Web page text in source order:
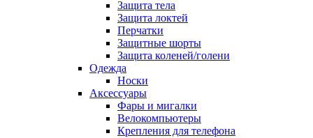
Защита тела
Защита локтей
Перчатки
Защитные шорты
Защита коленей/голени
Одежда
Носки
Аксессуары
Фары и мигалки
Велокомпьютеры
Крепления для телефона